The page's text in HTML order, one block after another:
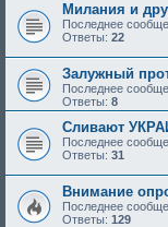
Милания и
Последнее
Ответы: 22
Залужный
Последнее
Ответы: 8
Сливают
Последнее
Ответы: 31
Внимание
Последнее
Ответы: 129